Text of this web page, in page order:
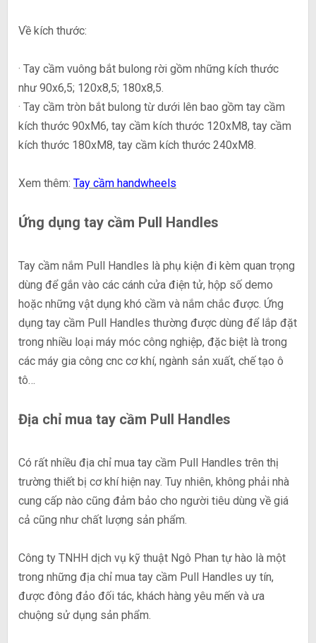
Về kích thước:
· Tay cầm vuông bắt bulong rời gồm những kích thước
như 90x6,5; 120x8,5; 180x8,5.
· Tay cầm tròn bắt bulong từ dưới lên bao gồm tay cầm
kích thước 90xM6, tay cầm kích thước 120xM8, tay cầm
kích thước 180xM8, tay cầm kích thước 240xM8.
Xem thêm: Tay cầm handwheels
Ứng dụng tay cầm Pull Handles
Tay cầm nắm Pull Handles là phụ kiện đi kèm quan trọng
dùng để gắn vào các cánh cửa điện tử, hộp số demo
hoặc những vật dụng khó cầm và nắm chắc được. Ứng
dụng tay cầm Pull Handles thường được dùng để lắp đặt
trong nhiều loại máy móc công nghiệp, đặc biệt là trong
các máy gia công cnc cơ khí, ngành sản xuất, chế tạo ô
tô…
Địa chỉ mua tay cầm Pull Handles
Có rất nhiều địa chỉ mua tay cầm Pull Handles trên thị
trường thiết bị cơ khí hiện nay. Tuy nhiên, không phải nhà
cung cấp nào cũng đảm bảo cho người tiêu dùng về giá
cả cũng như chất lượng sản phẩm.
Công ty TNHH dịch vụ kỹ thuật Ngô Phan tự hào là một
trong những địa chỉ mua tay cầm Pull Handles uy tín,
được đông đảo đối tác, khách hàng yêu mến và ưa
chuộng sử dụng sản phẩm.